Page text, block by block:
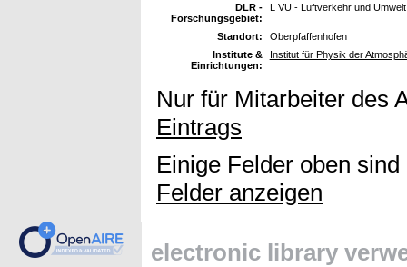
DLR -
Forschungsgebiet:
L VU - Luftverkehr und Umwelt
Standort:
Oberpfaffenhofen
Institute &
Einrichtungen:
Institut für Physik der
Nur für Mitarbeiter des
Eintrags
Einige Felder oben
Felder anzeigen
electronic library